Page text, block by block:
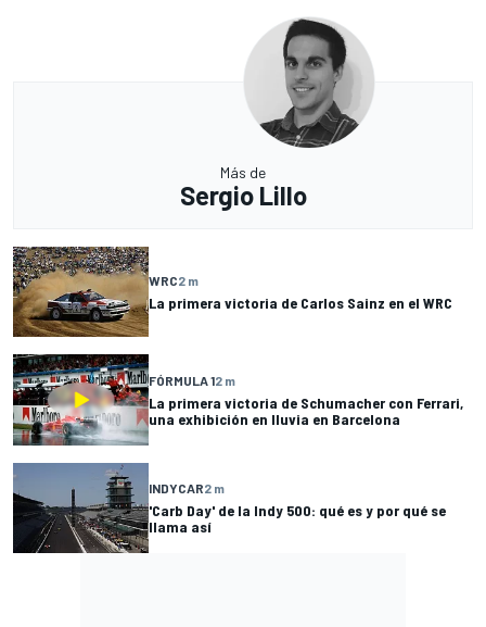
Más de
Sergio Lillo
WRC2 m
La primera victoria de Carlos Sainz en el WRC
FÓRMULA 12 m
La primera victoria de Schumacher con Ferrari,
una exhibición en lluvia en Barcelona
INDYCAR2 m
'Carb Day' de la Indy 500: qué es y por qué se
llama así